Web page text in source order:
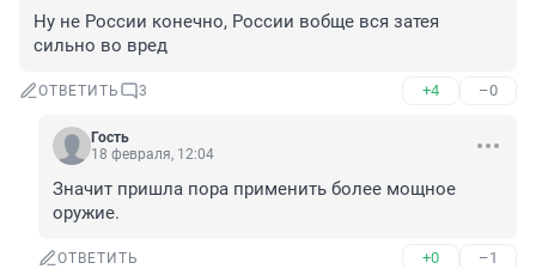
Ну не России конечно, России вобще вся затея
сильно во вред
ОТВЕТИТЬ 3 +4 –0
Гость
18 февраля, 12:04
Значит пришла пора применить более мощное
оружие.
ОТВЕТИТЬ +0 –1